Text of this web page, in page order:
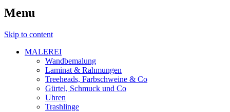
Menu
Skip to content
MALEREI
Wandbemalung
Laminat & Rahmungen
Treeheads, Farbschweine & Co
Gürtel, Schmuck und Co
Uhren
Trashlinge